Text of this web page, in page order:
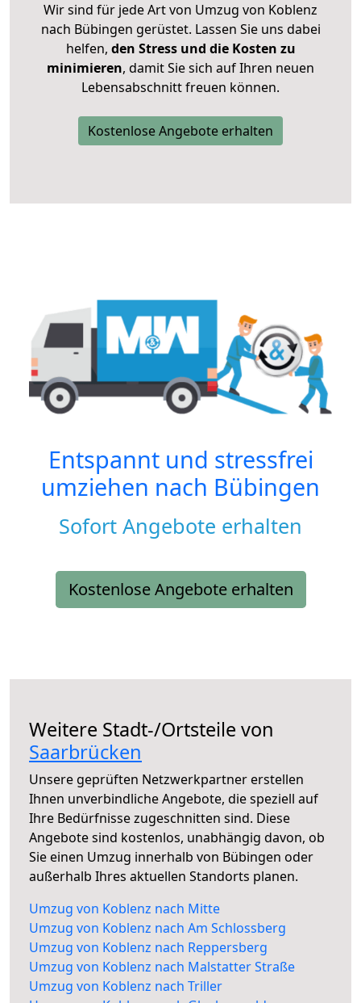
Wir sind für jede Art von Umzug von Koblenz
nach Bübingen gerüstet. Lassen Sie uns dabei
helfen, den Stress und die Kosten zu
minimieren, damit Sie sich auf Ihren neuen
Lebensabschnitt freuen können.
Kostenlose Angebote erhalten
Entspannt und stressfrei
umziehen nach Bübingen
Sofort Angebote erhalten
Kostenlose Angebote erhalten
Weitere Stadt-/Ortsteile von
Saarbrücken
Unsere geprüften Netzwerkpartner erstellen
Ihnen unverbindliche Angebote, die speziell auf
Ihre Bedürfnisse zugeschnitten sind. Diese
Angebote sind kostenlos, unabhängig davon, ob
Sie einen Umzug innerhalb von Bübingen oder
außerhalb Ihres aktuellen Standorts planen.
Umzug von Koblenz nach Mitte
Umzug von Koblenz nach Am Schlossberg
Umzug von Koblenz nach Reppersberg
Umzug von Koblenz nach Malstatter Straße
Umzug von Koblenz nach Triller